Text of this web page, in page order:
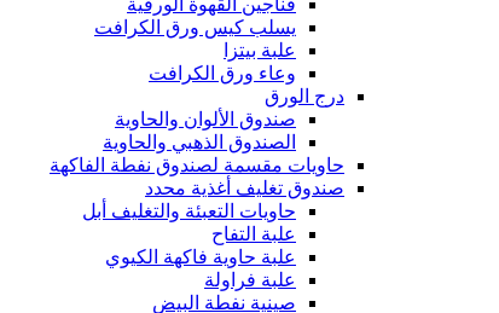
فناجين القهوة الورقية
يسلب كيس ورق الكرافت
علبة بيتزا
وعاء ورق الكرافت
درج الورق
صندوق الألوان والحاوية
الصندوق الذهبي والحاوية
حاويات مقسمة لصندوق نفطة الفاكهة
صندوق تغليف أغذية محدد
حاويات التعبئة والتغليف أبل
علبة التفاح
علبة حاوية فاكهة الكيوي
علبة فراولة
صينية نفطة البيض